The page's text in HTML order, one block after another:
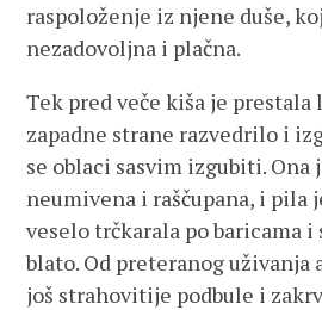
raspoloženje iz njene duše,
nezadovoljna i plačna.
Tek pred veče kiša je prestala
zapadne strane razvedrilo i
se oblaci sasvim izgubiti. Ona
neumivena i raščupana, i pila
veselo trčkarala po baricama i
blato. Od preteranog uživanja
još strahovitije podbule i